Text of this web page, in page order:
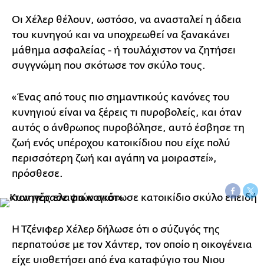
Οι Χέλερ θέλουν, ωστόσο, να ανασταλεί η άδεια
του κυνηγού και να υποχρεωθεί να ξανακάνει
μάθημα ασφαλείας - ή τουλάχιστον να ζητήσει
συγγνώμη που σκότωσε τον σκύλο τους.
«Ένας από τους πιο σημαντικούς κανόνες του
κυνηγιού είναι να ξέρεις τι πυροβολείς, και όταν
αυτός ο άνθρωπος πυροβόλησε, αυτό έσβησε τη
ζωή ενός υπέροχου κατοικίδιου που είχε πολύ
περισσότερη ζωή και αγάπη να μοιραστεί»,
πρόσθεσε.
Η Τζένιφερ Χέλερ δήλωσε ότι ο σύζυγός της
περπατούσε με τον Χάντερ, τον οποίο η οικογένεια
είχε υιοθετήσει από ένα καταφύγιο του Νιου